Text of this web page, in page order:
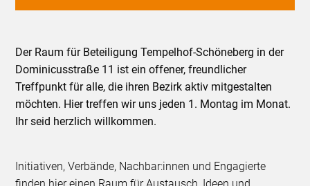
Der Raum für Beteiligung Tempelhof-Schöneberg in der
Dominicusstraße 11 ist ein offener, freundlicher
Treffpunkt für alle, die ihren Bezirk aktiv mitgestalten
möchten. Hier treffen wir uns jeden 1. Montag im Monat.
Ihr seid herzlich willkommen.
Initiativen, Verbände, Nachbar:innen und Engagierte